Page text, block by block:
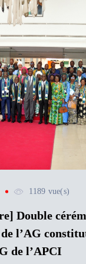
1189 vue(s)
Double
l’AG
de l’APCI